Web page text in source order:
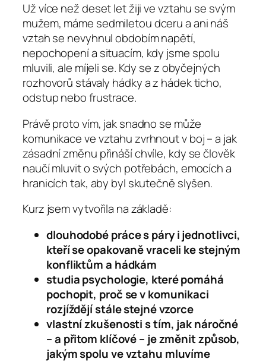
Už více než deset let žiji ve vztahu se svým
mužem, máme sedmiletou dceru a ani náš
vztah se nevyhnul obdobím napětí,
nepochopení a situacím, kdy jsme spolu
mluvili, ale míjeli se. Kdy se z obyčejných
rozhovorů stávaly hádky a z hádek ticho,
odstup nebo frustrace.
Právě proto vím, jak snadno se může
komunikace ve vztahu zvrhnout v boj – a jak
zásadní změnu přináší chvíle, kdy se člověk
naučí mluvit o svých potřebách, emocích a
hranicích tak, aby byl skutečně slyšen.
Kurz jsem vytvořila na základě:
dlouhodobé práce s páry i jednotlivci,
kteří se opakovaně vraceli ke stejným
konfliktům a hádkám
studia psychologie, které pomáhá
pochopit, proč se v komunikaci
rozjíždějí stále stejné vzorce
vlastní zkušenosti s tím, jak náročné
– a přitom klíčové – je změnit způsob,
jakým spolu ve vztahu mluvíme